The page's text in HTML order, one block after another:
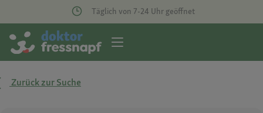
Täglich von 7-24 Uhr geöffnet
Zurück zur Suche